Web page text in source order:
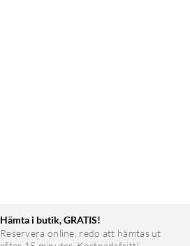
Hämta i butik, GRATIS!
Reservera online, redo att hämtas ut